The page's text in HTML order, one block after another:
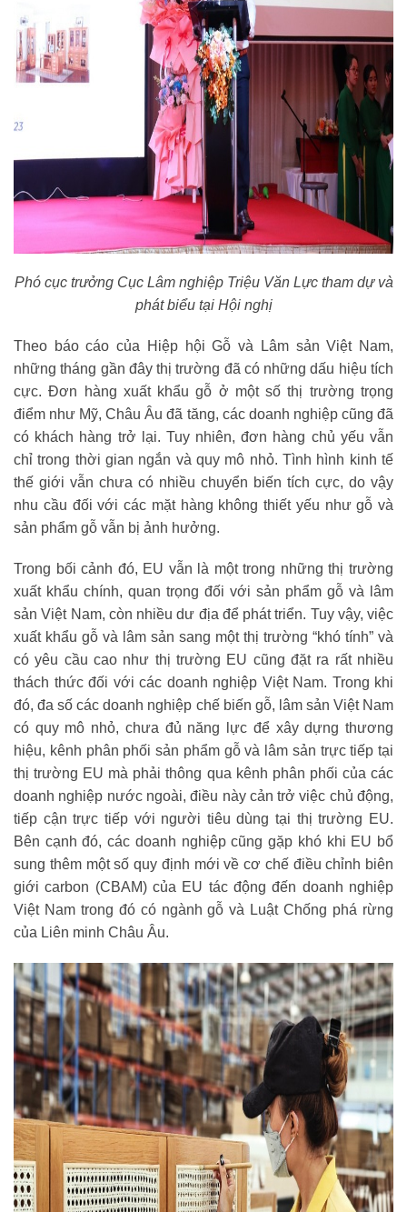
Phó cục trưởng Cục Lâm nghiệp Triệu Văn Lực tham dự và
phát biểu tại Hội nghị
Theo báo cáo của Hiệp hội Gỗ và Lâm sản Việt Nam,
những tháng gần đây thị trường đã có những dấu hiệu tích
cực. Đơn hàng xuất khẩu gỗ ở một số thị trường trọng
điểm như Mỹ, Châu Âu đã tăng, các doanh nghiệp cũng đã
có khách hàng trở lại. Tuy nhiên, đơn hàng chủ yếu vẫn
chỉ trong thời gian ngắn và quy mô nhỏ. Tình hình kinh tế
thế giới vẫn chưa có nhiều chuyển biến tích cực, do vậy
nhu cầu đối với các mặt hàng không thiết yếu như gỗ và
sản phẩm gỗ vẫn bị ảnh hưởng.
Trong bối cảnh đó, EU vẫn là một trong những thị trường
xuất khẩu chính, quan trọng đối với sản phẩm gỗ và lâm
sản Việt Nam, còn nhiều dư địa để phát triển. Tuy vậy, việc
xuất khẩu gỗ và lâm sản sang một thị trường “khó tính” và
có yêu cầu cao như thị trường EU cũng đặt ra rất nhiều
thách thức đối với các doanh nghiệp Việt Nam. Trong khi
đó, đa số các doanh nghiệp chế biến gỗ, lâm sản Việt Nam
có quy mô nhỏ, chưa đủ năng lực để xây dựng thương
hiệu, kênh phân phối sản phẩm gỗ và lâm sản trực tiếp tại
thị trường EU mà phải thông qua kênh phân phối của các
doanh nghiệp nước ngoài, điều này cản trở việc chủ động,
tiếp cận trực tiếp với người tiêu dùng tại thị trường EU.
Bên cạnh đó, các doanh nghiệp cũng gặp khó khi EU bổ
sung thêm một số quy định mới về cơ chế điều chỉnh biên
giới carbon (CBAM) của EU tác động đến doanh nghiệp
Việt Nam trong đó có ngành gỗ và Luật Chống phá rừng
của Liên minh Châu Âu.